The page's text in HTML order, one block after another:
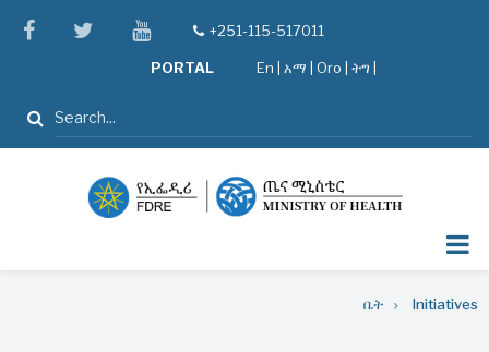
facebooktwitteryoutube
tel+251-115-517011
PORTAL En አማ Oro ትግ |
ፈልግ
ቤት Initiatives